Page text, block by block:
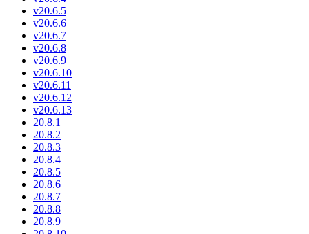
v20.6.5
v20.6.6
v20.6.7
v20.6.8
v20.6.9
v20.6.10
v20.6.11
v20.6.12
v20.6.13
20.8.1
20.8.2
20.8.3
20.8.4
20.8.5
20.8.6
20.8.7
20.8.8
20.8.9